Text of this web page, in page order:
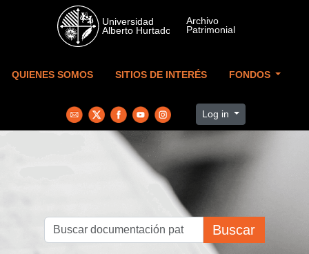
Skip to main content
QUIENES SOMOS SITIOS DE INTERÉS FONDOS
Log in
Buscar